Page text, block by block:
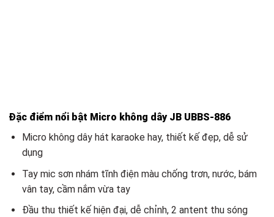
Đặc điểm nổi bật Micro không dây JB UBBS-886
Micro không dây hát karaoke hay, thiết kế đẹp, dễ sử
dụng
Tay mic sơn nhám tĩnh điện màu chống trơn, nước, bám
vân tay, cầm nắm vừa tay
Đầu thu thiết kế hiện đại, dễ chỉnh, 2 antent thu sóng